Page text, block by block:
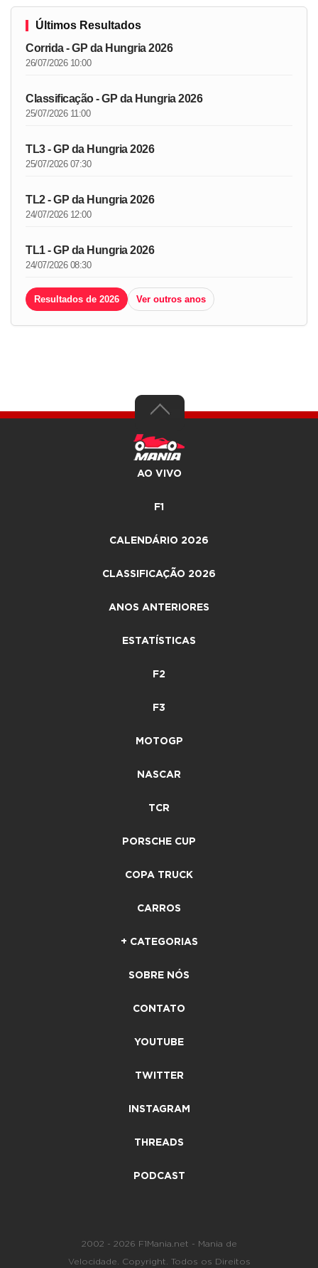
Últimos Resultados
Corrida - GP da Hungria 2026
26/07/2026 10:00
Classificação - GP da Hungria 2026
25/07/2026 11:00
TL3 - GP da Hungria 2026
25/07/2026 07:30
TL2 - GP da Hungria 2026
24/07/2026 12:00
TL1 - GP da Hungria 2026
24/07/2026 08:30
Resultados de 2026 Ver outros anos
AO VIVO
F1
CALENDÁRIO 2026
CLASSIFICAÇÃO 2026
ANOS ANTERIORES
ESTATÍSTICAS
F2
F3
MOTOGP
NASCAR
TCR
PORSCHE CUP
COPA TRUCK
CARROS
+ CATEGORIAS
SOBRE NÓS
CONTATO
YOUTUBE
TWITTER
INSTAGRAM
THREADS
PODCAST
2002 - 2026 F1Mania.net - Mania de
Velocidade. Copyright. Todos os Direitos